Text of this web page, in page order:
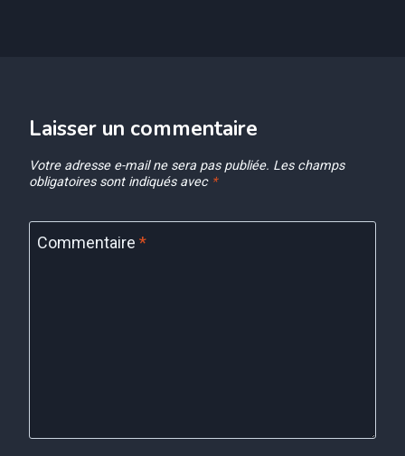
Laisser un commentaire
Votre adresse e-mail ne sera pas publiée. Les champs
obligatoires sont indiqués avec *
Commentaire *